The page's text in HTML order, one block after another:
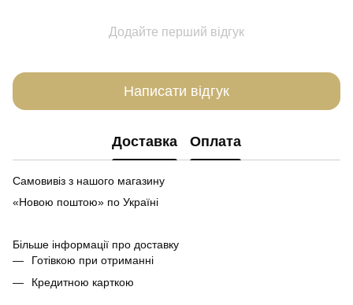
Додайте перший відгук
Написати відгук
Доставка Оплата
Самовивіз з нашого магазину
«Новою поштою» по Україні
Більше інформації про доставку
Готівкою при отриманні
Кредитною карткою